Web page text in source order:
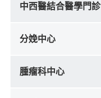
中西醫結合醫學門診
分娩中心
腫瘤科中心